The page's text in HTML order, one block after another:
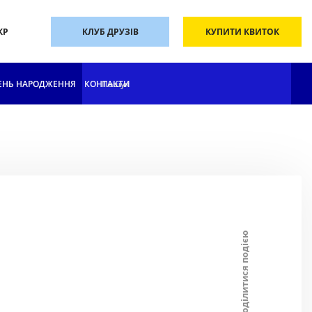
КЛУБ ДРУЗІВ КУПИТИ КВИТОК
НАРОДЖЕННЯ КОНТАКТИ
Поділитися подією